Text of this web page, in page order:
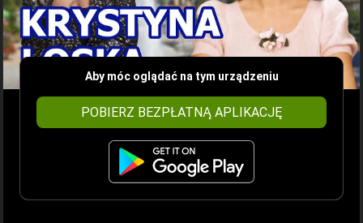
Aby móc oglądać na tym urządzeniu
POBIERZ BEZPŁATNĄ APLIKACJĘ